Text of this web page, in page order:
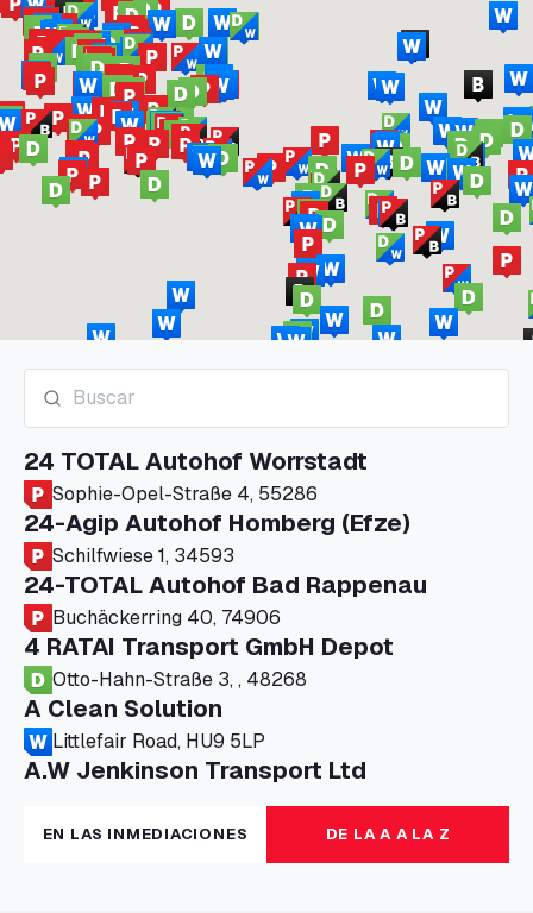
24 TOTAL Autohof Worrstadt
Sophie-Opel-Straße 4, 55286
24-Agip Autohof Homberg (Efze)
Schilfwiese 1, 34593
24-TOTAL Autohof Bad Rappenau
Buchäckerring 40, 74906
4 RATAI Transport GmbH Depot
Otto-Hahn-Straße 3, , 48268
A Clean Solution
Littlefair Road, HU9 5LP
A.W Jenkinson Transport Ltd
Progress House, ME11 5GA
A+G Nettetal - Depot Parking
Am Panneschopp 7, 41334
EN LAS INMEDIACIONES DE LA A A LA Z